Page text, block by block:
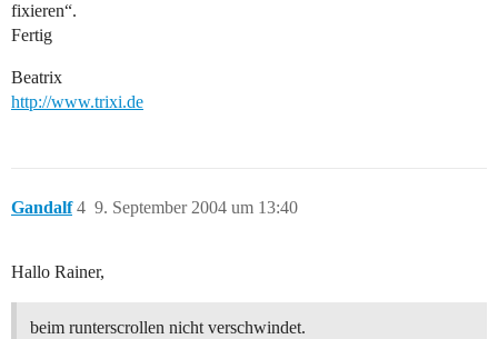
fixieren“.
Fertig
Beatrix
http://www.trixi.de
Gandalf 9. September 2004 um 13:40
4
Hallo Rainer,
beim runterscrollen nicht verschwindet.